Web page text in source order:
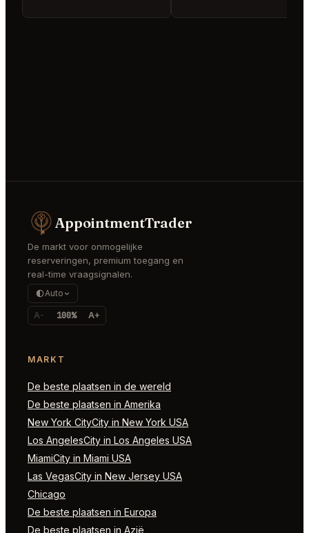
AppointmentTrader
De markt voor onmogelijke
reserveringen, premium toegang en
real-time vraagsignalen.
Auto
A- 100% A+
MARKT
De beste plaatsen in de wereld
De beste plaatsen in Amerika
New York CityCity in New York USA
Los AngelesCity in Los Angeles USA
MiamiCity in Miami USA
Las VegasCity in New Jersey USA
Chicago
De beste plaatsen in Europa
De beste plaatsen in Azië